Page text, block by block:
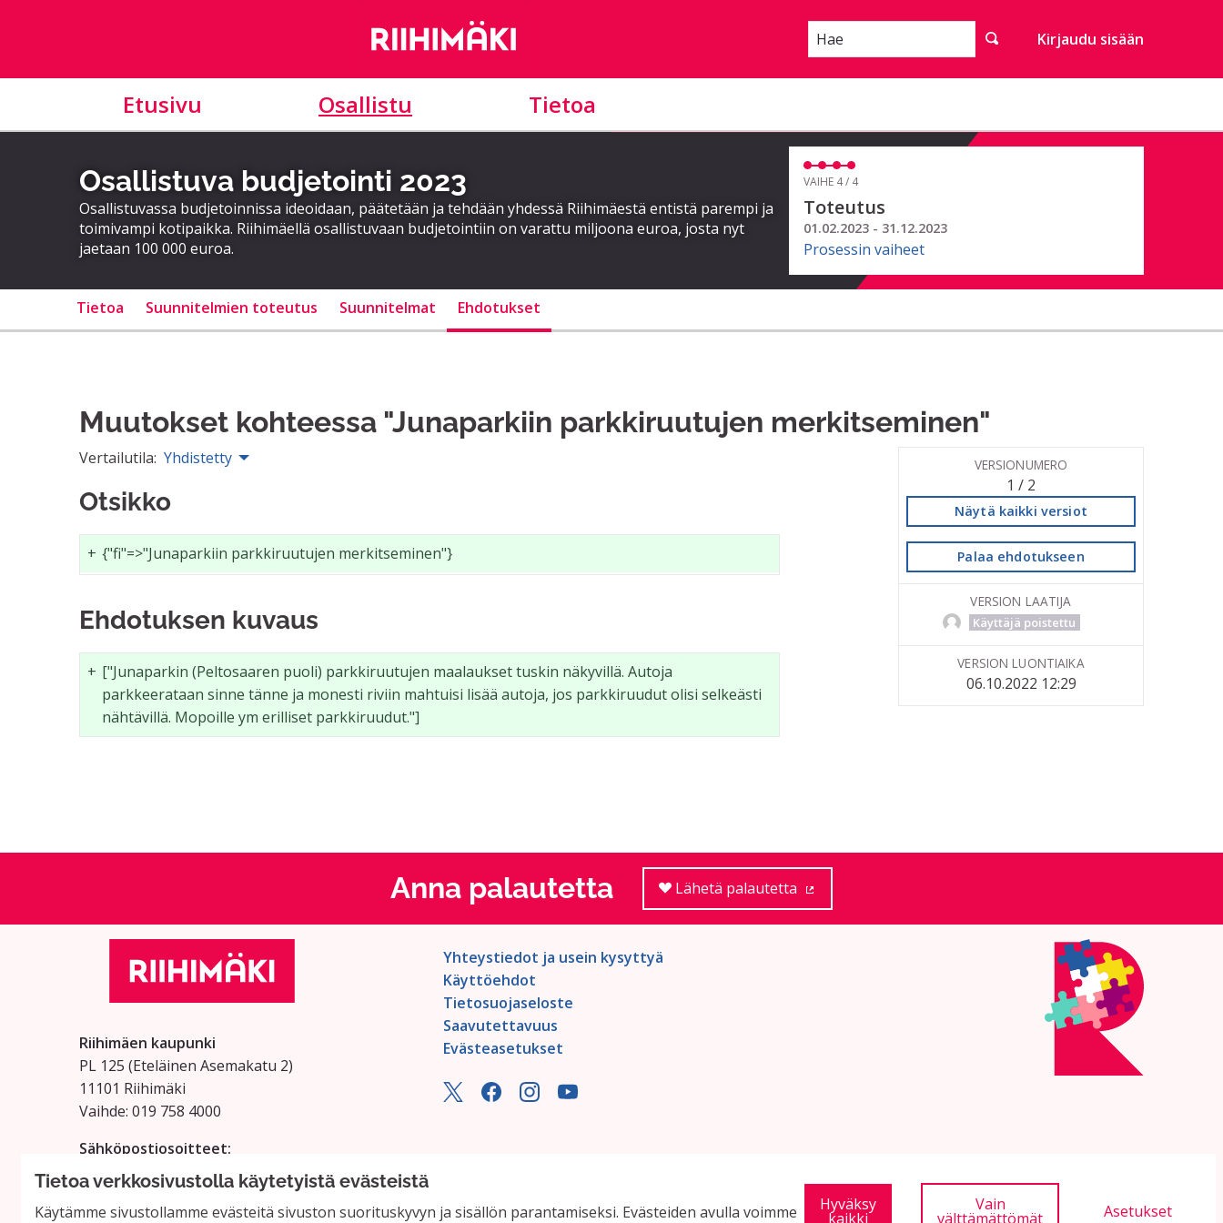
Tietoa verkkosivustolla käytetyistä evästeistä
Käytämme sivustollamme evästeitä sivuston suorituskyvyn ja sisällön parantamiseksi. Evästeiden avulla voimme Hyväksy
kaikki
Vain
välttämättömät Asetukset
Hae Kirjaudu sisään
Etusivu Osallistu Tietoa
Osallistuva budjetointi 2023
Osallistuvassa budjetoinnissa ideoidaan, päätetään ja tehdään yhdessä Riihimäestä entistä parempi ja
toimivampi kotipaikka. Riihimäellä osallistuvaan budjetointiin on varattu miljoona euroa, josta nyt
jaetaan 100 000 euroa.
VAIHE 4 / 4
Toteutus
01.02.2023 - 31.12.2023
Prosessin vaiheet
Tietoa Suunnitelmien toteutus Suunnitelmat Ehdotukset
Muutokset kohteessa "Junaparkiin parkkiruutujen merkitseminen"
Vertailutila: Yhdistetty
Otsikko
+ {"fi"=>"Junaparkiin parkkiruutujen merkitseminen"}
Ehdotuksen kuvaus
+ ["Junaparkin (Peltosaaren puoli) parkkiruutujen maalaukset tuskin näkyvillä. Autoja
parkkeerataan sinne tänne ja monesti riviin mahtuisi lisää autoja, jos parkkiruudut olisi selkeästi
nähtävillä. Mopoille ym erilliset parkkiruudut."]
VERSIONUMERO
1 / 2
Näytä kaikki versiot
Palaa ehdotukseen
VERSION LAATIJA
Käyttäjä poistettu
VERSION LUONTIAIKA
06.10.2022 12:29
Anna palautetta Lähetä palautetta
Riihimäen kaupunki
PL 125 (Eteläinen Asemakatu 2)
11101 Riihimäki
Vaihde: 019 758 4000
Sähköpostiosoitteet:
etunimi.sukunimi@riihimaki.fi
Yhteystiedot ja usein kysyttyä
Käyttöehdot
Tietosuojaseloste
Saavutettavuus
Evästeasetukset